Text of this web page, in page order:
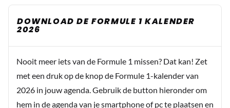
DOWNLOAD DE FORMULE 1 KALENDER
2026
Nooit meer iets van de Formule 1 missen? Dat kan! Zet
met een druk op de knop de Formule 1-kalender van
2026 in jouw agenda. Gebruik de button hieronder om
hem in de agenda van je smartphone of pc te plaatsen en